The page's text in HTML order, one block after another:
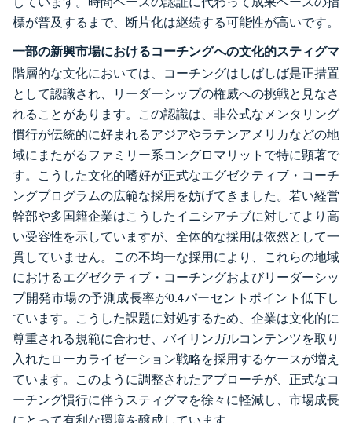
標が普及するまで、断片化は継続する可能性が高いです。
一部の新興市場におけるコーチングへの文化的スティグマ
階層的な文化においては、コーチングはしばしば是正措置
として認識され、リーダーシップの権威への挑戦と見なさ
れることがあります。この認識は、非公式なメンタリング
慣行が伝統的に好まれるアジアやラテンアメリカなどの地
域にまたがるファミリー系コングロマリットで特に顕著で
す。こうした文化的嗜好が正式なエグゼクティブ・コーチ
ングプログラムの広範な採用を妨げてきました。若い経営
幹部や多国籍企業はこうしたイニシアチブに対してより高
い受容性を示していますが、全体的な採用は依然として一
貫していません。この不均一な採用により、これらの地域
におけるエグゼクティブ・コーチングおよびリーダーシッ
プ開発市場の予測成長率が0.4パーセントポイント低下し
ています。こうした課題に対処するため、企業は文化的に
尊重される規範に合わせ、バイリンガルコンテンツを取り
入れたローカライゼーション戦略を採用するケースが増え
ています。このように調整されたアプローチが、正式なコ
ーチング慣行に伴うスティグマを徐々に軽減し、市場成長